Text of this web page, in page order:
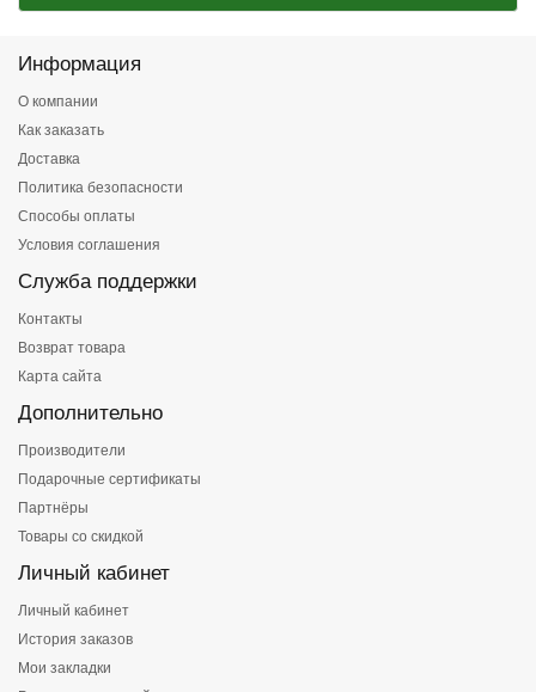
Информация
О компании
Как заказать
Доставка
Политика безопасности
Способы оплаты
Условия соглашения
Служба поддержки
Контакты
Возврат товара
Карта сайта
Дополнительно
Производители
Подарочные сертификаты
Партнёры
Товары со скидкой
Личный кабинет
Личный кабинет
История заказов
Мои закладки